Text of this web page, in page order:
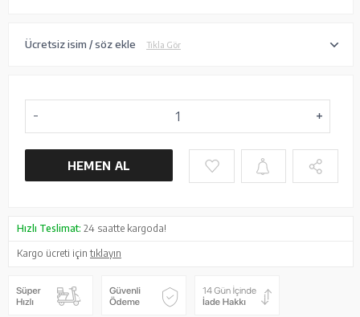
Ücretsiz isim / söz ekle Tıkla Gör
HEMEN AL
Hızlı Teslimat: 24 saatte kargoda!
Kargo ücreti içintıklayın